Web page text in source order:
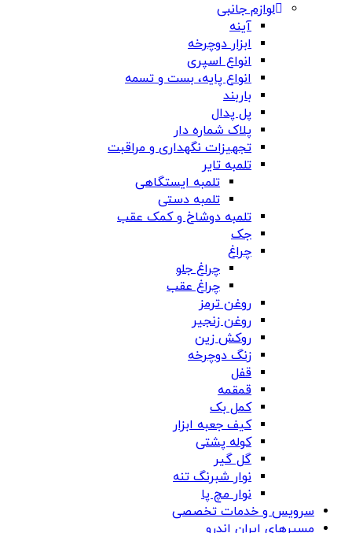
لوازم جانبی
آینه
ابزار دوچرخه
انواع اسپری
انواع پایه، بست و تسمه
باربند
پل پدال
پلاک شماره دار
تجهیزات نگهداری و مراقبت
تلمبه تایر
تلمبه ایستگاهی
تلمبه دستی
تلمبه دوشاخ و کمک عقب
جک
چراغ
چراغ جلو
چراغ عقب
روغن ترمز
روغن زنجیر
روکش زین
زنگ دوچرخه
قفل
قمقمه
کمل بک
کیف جعبه ابزار
کوله پشتی
گل گیر
نوار شبرنگ تنه
نوار مچ پا
سرویس و خدمات تخصصی
مسیرهای ایران اندرو